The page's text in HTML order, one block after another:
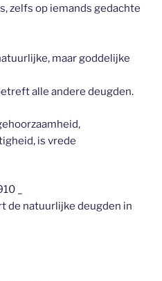
zelfs op iemands gedachte
maar goddelijke
alle andere deugden.
is vrede
_
de natuurlijke deugden in